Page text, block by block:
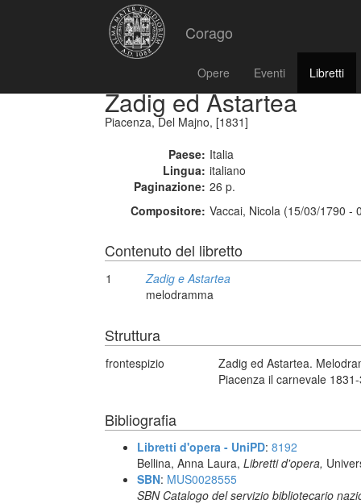
Corago
Opere Eventi Libretti
Zadig ed Astartea
Piacenza, Del Majno, [1831]
Paese: Italia
Lingua: italiano
Paginazione: 26 p.
Compositore: Vaccai, Nicola (15/03/1790 -
Contenuto del libretto
1
Zadig e Astartea
melodramma
Struttura
frontespizio
Zadig ed Astartea.
Piacenza il carnevale
Bibliografia
Libretti d'opera - UniPD: 8192
Bellina, Anna Laura, Libretti d'opera,
SBN: MUS0028555
SBN Catalogo del servizio bibliotecario